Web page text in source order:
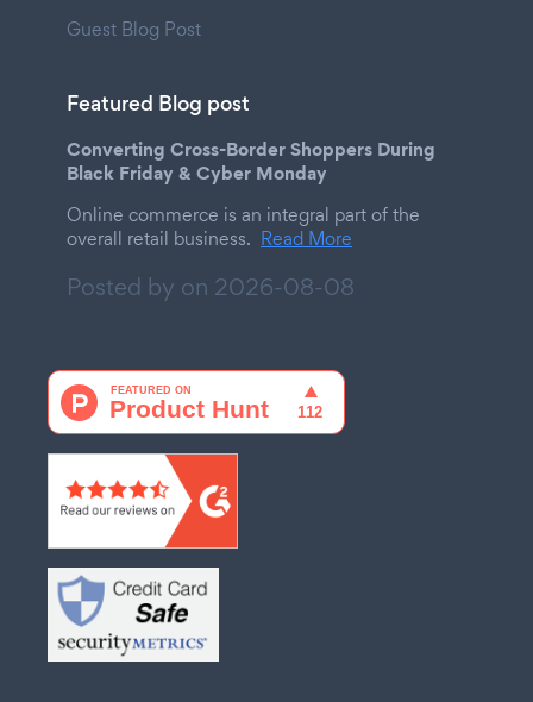
Guest Blog Post
Featured Blog post
Converting Cross-Border Shoppers During
Black Friday & Cyber Monday
Online commerce is an integral part of the
overall retail business. Read More
Posted by on 2026-08-08